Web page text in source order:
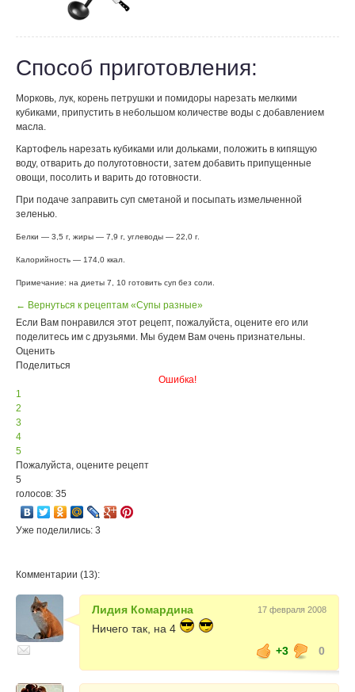
Способ приготовления:
Морковь, лук, корень петрушки и помидоры нарезать мелкими
кубиками, припустить в небольшом количестве воды с добавлением
масла.
Картофель нарезать кубиками или дольками, положить в кипящую
воду, отварить до полуготовности, затем добавить припущенные
овощи, посолить и варить до готовности.
При подаче заправить суп сметаной и посыпать измельченной
зеленью.
Белки — 3,5 г, жиры — 7,9 г, углеводы — 22,0 г.
Калорийность — 174,0 ккал.
Примечание: на диеты 7, 10 готовить суп без соли.
← Вернуться к рецептам «Супы разные»
Если Вам понравился этот рецепт, пожалуйста, оцените его или
поделитесь им с друзьями. Мы будем Вам очень признательны.
Оценить
Поделиться
Ошибка!
1
2
3
4
5
Пожалуйста, оцените рецепт
5
голосов: 35
Уже поделились: 3
Комментарии (13):
Лидия Комардина 17 февраля 2008
Ничего так, на 4
+3
0